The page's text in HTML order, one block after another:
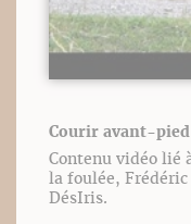
Courir avant-pied
Contenu vidéo lié
la foulée,
DésIris.